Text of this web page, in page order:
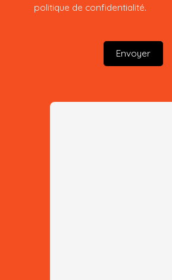
politique de confidentialité.
Envoyer